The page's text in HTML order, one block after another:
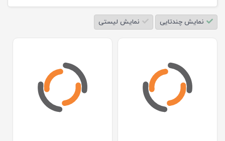
نمایش چندتایی نمایش لیستی